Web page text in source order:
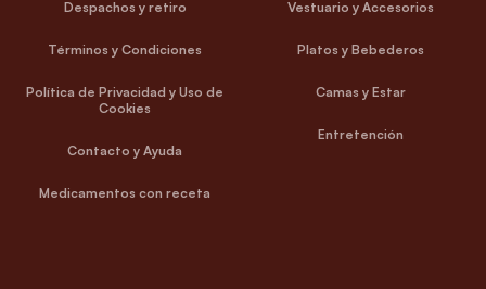
Despachos y retiro
Términos y Condiciones
Política de Privacidad y Uso de
Cookies
Contacto y Ayuda
Medicamentos con receta
Vestuario y Accesorios
Platos y Bebederos
Camas y Estar
Entretención